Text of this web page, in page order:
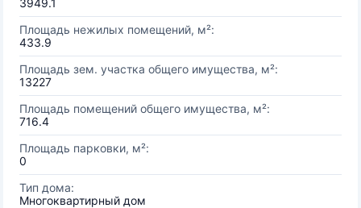
3949.1
Площадь нежилых помещений, м²:
433.9
Площадь зем. участка общего имущества, м²:
13227
Площадь помещений общего имущества, м²:
716.4
Площадь парковки, м²:
0
Тип дома:
Многоквартирный дом